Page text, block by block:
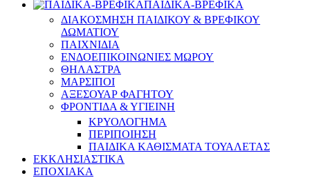
ΠΑΙΔΙΚΑ-ΒΡΕΦΙΚΑ
ΔΙΑΚΟΣΜΗΣΗ ΠΑΙΔΙΚΟΥ & ΒΡΕΦΙΚΟΥ
ΔΩΜΑΤΙΟΥ
ΠΑΙΧΝΙΔΙΑ
ΕΝΔΟΕΠΙΚΟΙΝΩΝΙΕΣ ΜΩΡΟΥ
ΘΗΛΑΣΤΡΑ
ΜΑΡΣΙΠΟΙ
ΑΞΕΣΟΥΑΡ ΦΑΓΗΤΟΥ
ΦΡΟΝΤΙΔΑ & ΥΓΙΕΙΝΗ
ΚΡΥΟΛΟΓΗΜΑ
ΠΕΡΙΠΟΙΗΣΗ
ΠΑΙΔΙΚΑ ΚΑΘΙΣΜΑΤΑ ΤΟΥΑΛΕΤΑΣ
ΕΚΚΛΗΣΙΑΣΤΙΚΑ
ΕΠΟΧΙΑΚΑ